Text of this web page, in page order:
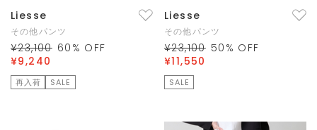
Liesse
その他パンツ
¥23,100 60 % OFF
¥9,240
再入荷 SALE
Liesse
その他パンツ
¥23,100 50 % OFF
¥11,550
SALE